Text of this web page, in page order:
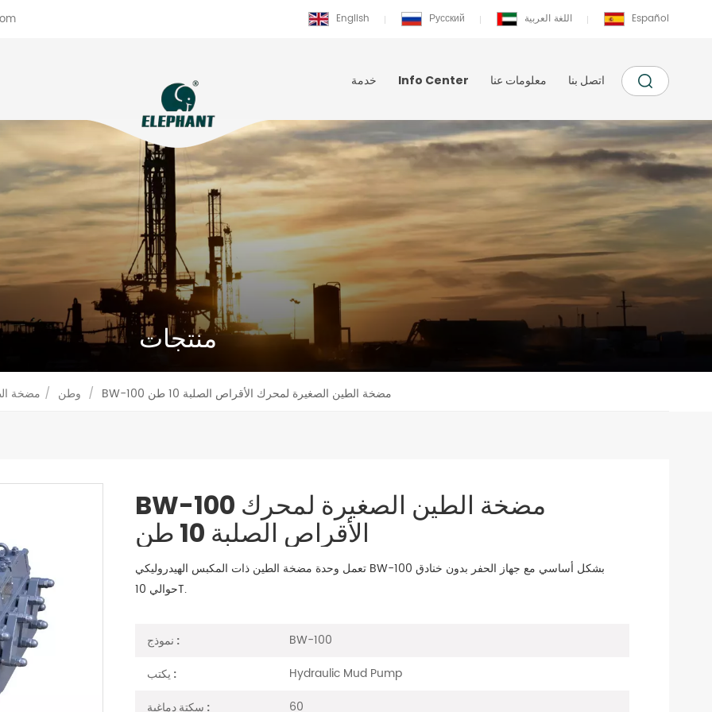
English Русский اللغة العربية Español
خدمة Info Center معلومات عنا اتصل بنا
منتجات
وطن / مضخة / BW-100 مضخة الطين الصغيرة لمحرك الأقراص الصلبة 10 طن
BW-100 مضخة الطين الصغيرة لمحرك
الأقراص الصلبة 10 طن
تعمل وحدة مضخة الطين ذات المكبس الهيدروليكي BW-100 بشكل أساسي مع جهاز الحفر بدون خنادق
حوالي 10T.
نموذج : BW-100
يكتب : Hydraulic Mud Pump
سكتة دماغية : 60